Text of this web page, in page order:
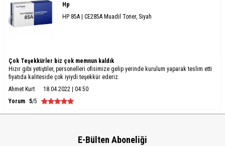
Hp
HP 85A | CE285A Muadil Toner, Siyah
Çok Teşekkürler biz çok memnun kaldık
Hızır gibi yetiştiler, personelleri ofisimize gelip yerinde kurulum yaparak teslim etti
fiyatıda kaliteside çok iyiydi teşekkür ederiz.
Ahmet Kurt
18.04.2022 | 04:50
Yorum 5/5
E-Bülten Aboneliği